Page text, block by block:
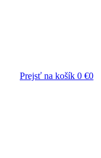
Prejsť na košík 0 €0